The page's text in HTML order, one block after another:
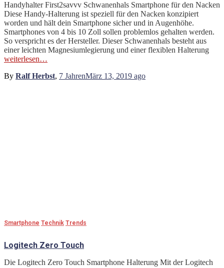
Handyhalter First2savvv Schwanenhals Smartphone für den Nacken
Diese Handy-Halterung ist speziell für den Nacken konzipiert
worden und hält dein Smartphone sicher und in Augenhöhe.
Smartphones von 4 bis 10 Zoll sollen problemlos gehalten werden.
So verspricht es der Hersteller. Dieser Schwanenhals besteht aus
einer leichten Magnesiumlegierung und einer flexiblen Halterung
weiterlesen…
By Ralf Herbst, 7 JahrenMärz 13, 2019 ago
Smartphone Technik Trends
Logitech Zero Touch
Die Logitech Zero Touch Smartphone Halterung Mit der Logitech